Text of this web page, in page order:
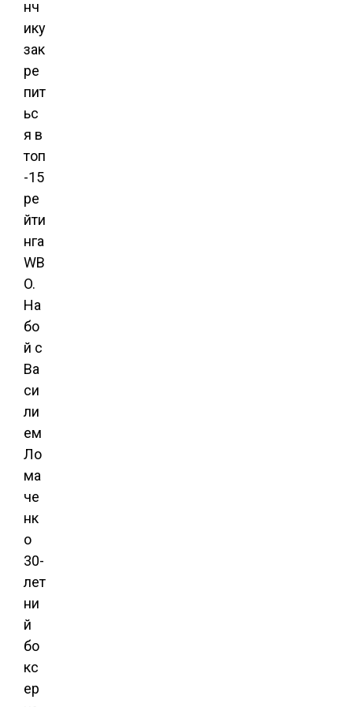
нч
ику
зак
ре
пит
ьс
я в
топ
-15
ре
йти
нга
WB
O.
На
бо
й с
Ва
си
ли
ем
Ло
ма
че
нк
о
30-
лет
ни
й
бо
кс
ер